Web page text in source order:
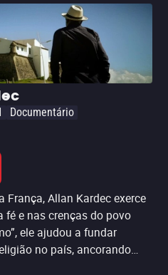
Documentário
Allan Kardec exerce
e nas crenças do povo
ele ajudou a fundar
no país, ancorando
Em